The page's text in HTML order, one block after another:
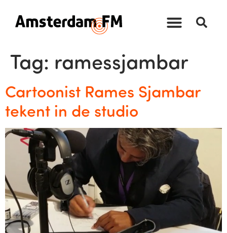
Tag: ramessjambar
Cartoonist Rames Sjambar
tekent in de studio